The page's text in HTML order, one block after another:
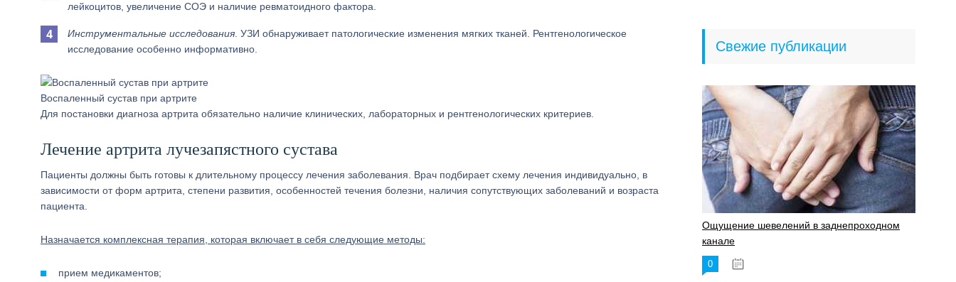
лейкоцитов, увеличение СОЭ и наличие ревматоидного фактора.
Инструментальные исследования . УЗИ обнаруживает патологические изменения мягких тканей. Рентгенологическое
исследование особенно информативно.
Воспаленный сустав при артрите
Для постановки диагноза артрита обязательно наличие клинических, лабораторных и рентгенологических критериев.
Лечение артрита лучезапястного сустава
Пациенты должны быть готовы к длительному процессу лечения заболевания. Врач подбирает схему лечения индивидуально, в
зависимости от форм артрита, степени развития, особенностей течения болезни, наличия сопутствующих заболеваний и возраста
пациента.
Назначается комплексная терапия, которая включает в себя следующие методы:
прием медикаментов;
Свежие публикации
Ощущение шевелений в заднепроходном
канале
0